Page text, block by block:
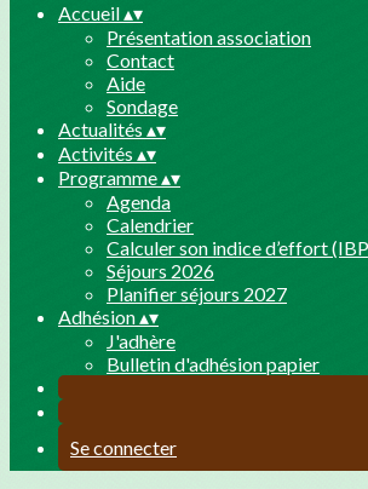
Accueil▴▾
Présentation association
Contact
Aide
Sondage
Actualités ▴▾
Activités ▴▾
Programme▴▾
Agenda
Calendrier
Calculer son indice d’effort
Séjours 2026
Planifier séjours 2027
Adhésion▴▾
J'adhère
Bulletin d'adhésion papier
Se connecter